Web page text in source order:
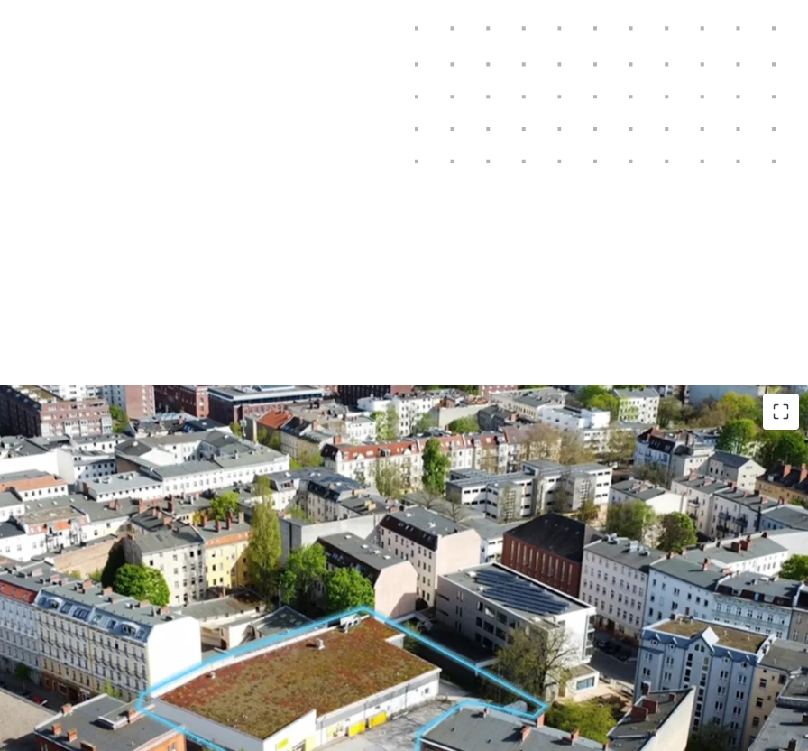
Hochattraktive Baulückemit Nachverdichtungspotential
in Berlin-Spandau mitca. 2.931m² Grundstücksgröße
Exzellente Visibilität und Erreichbarkeit eingebettet im
Wohngebietmit starkemsozioökonomischem
Wachstum
Der Bezirk zählt zu denam stärksten wachsenden